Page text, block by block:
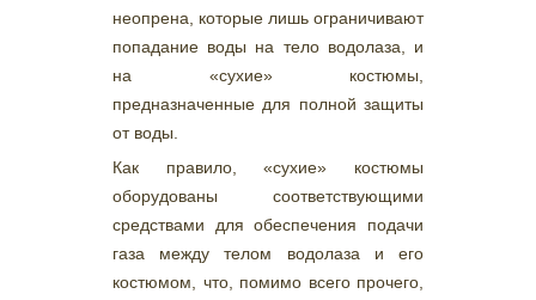
неопрена, которые лишь ограничивают
попадание воды на тело водолаза, и
на «сухие» костюмы,
предназначенные для полной защиты
от воды.
Как правило, «сухие» костюмы
оборудованы соответствующими
средствами для обеспечения подачи
газа между телом водолаза и его
костюмом, что, помимо всего прочего,